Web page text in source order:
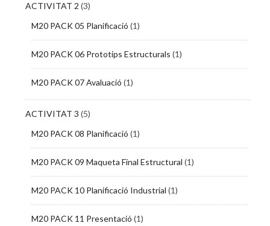
ACTIVITAT 2 (3)
M20 PACK 05 Planificació (1)
M20 PACK 06 Prototips Estructurals (1)
M20 PACK 07 Avaluació (1)
ACTIVITAT 3 (5)
M20 PACK 08 Planificació (1)
M20 PACK 09 Maqueta Final Estructural (1)
M20 PACK 10 Planificació Industrial (1)
M20 PACK 11 Presentació (1)